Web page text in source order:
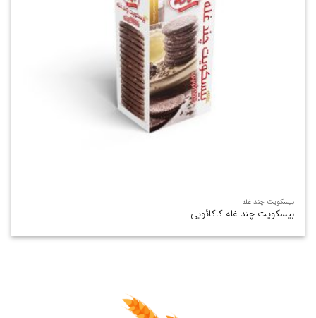
بیسکویت چند غله
بیسکویت چند غله کاکائویی